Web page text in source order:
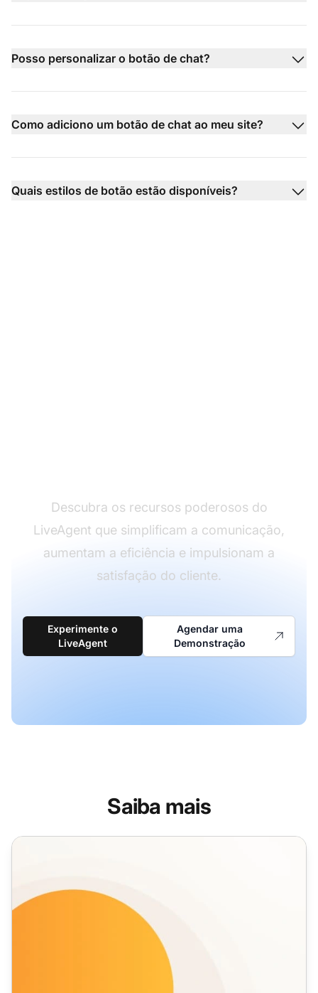
Posso personalizar o botão de chat?
Como adiciono um botão de chat ao meu site?
Quais estilos de botão estão disponíveis?
Descubra os recursos poderosos do
LiveAgent que simplificam a comunicação,
aumentam a eficiência e impulsionam a
satisfação do cliente.
Experimente o
LiveAgent
Agendar uma
Demonstração
Saiba mais
Galeria de Convites de Chat